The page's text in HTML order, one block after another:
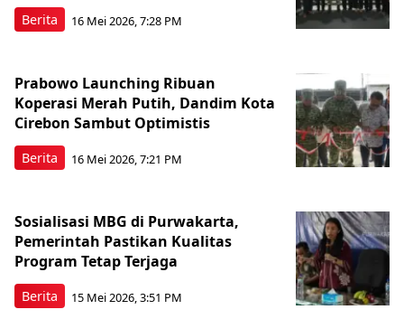
Berita 16 Mei 2026, 7:28 PM
Berita
Prabowo Launching Ribuan
Koperasi Merah Putih, Dandim Kota
Cirebon Sambut Optimistis
16 Mei 2026, 7:21 PM
Berita
Sosialisasi MBG di Purwakarta,
Pemerintah Pastikan Kualitas
Program Tetap Terjaga
15 Mei 2026, 3:51 PM